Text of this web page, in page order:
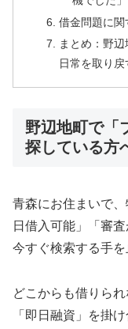
借金問題に関
まとめ：野
日常を取り戻
野辺地町で「
探している方
青森にお住まいで
日借入可能」「審
今すぐ検索する手を
どこからも借りら
「即日融資」を掛